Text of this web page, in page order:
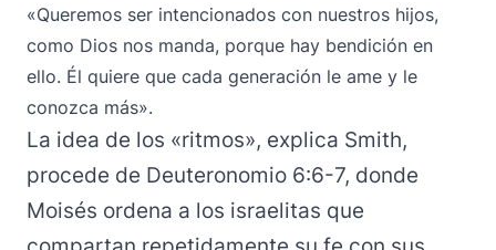
«Queremos ser intencionados con nuestros hijos,
como Dios nos manda, porque hay bendición en
ello. Él quiere que cada generación le ame y le
conozca más».
La idea de los «ritmos», explica Smith,
procede de Deuteronomio 6:6-7, donde
Moisés ordena a los israelitas que